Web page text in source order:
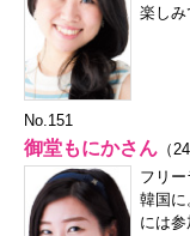
楽し
No.151
御堂もにかさん （
フリ
韓国に
には参